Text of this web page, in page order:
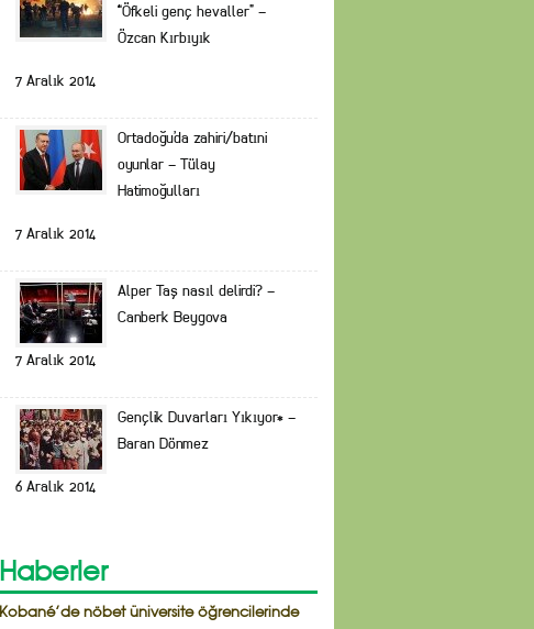
“Öfkeli genç hevaller” –
Özcan Kırbıyık
7 Aralık 2014
Ortadoğu’da zahiri/batıni
oyunlar – Tülay
Hatimoğulları
7 Aralık 2014
Alper Taş nasıl delirdi? –
Canberk Beygova
7 Aralık 2014
Gençlik Duvarları Yıkıyor* –
Baran Dönmez
6 Aralık 2014
Haberler
Kobané’de nöbet üniversite öğrencilerinde